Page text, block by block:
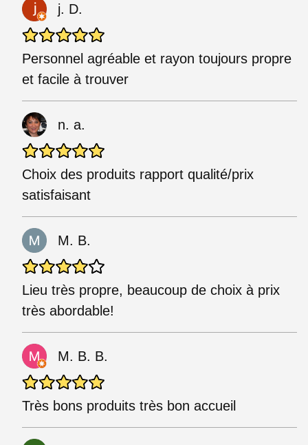
j. D.
Personnel agréable et rayon toujours propre
et facile à trouver
n. a.
Choix des produits rapport qualité/prix
satisfaisant
M. B.
Lieu très propre, beaucoup de choix à prix
très abordable!
M. B. B.
Très bons produits très bon accueil